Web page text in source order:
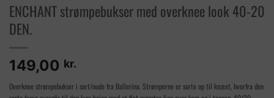
ENCHANT strømpebukser med overknee look 40-20
DEN.
149,00 kr.
Overknee strømpebukser i sort/nude fra Ballerina. Strømperne er sorte op til knæet, hvorfra den